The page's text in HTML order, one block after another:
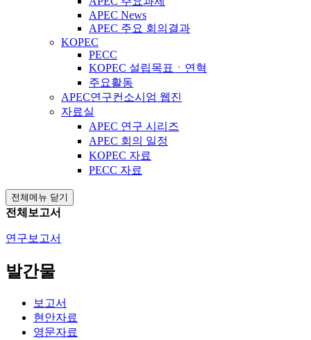
APEC News
APEC 주요 회의결과
KOPEC
PECC
KOPEC 설립목표ㆍ연혁
주요활동
APEC연구컨소시엄 웹진
자료실
APEC 연구 시리즈
APEC 회의 일정
KOPEC 자료
PECC 자료
전체메뉴 닫기
전체보고서
연구보고서
발간물
보고서
현안자료
영문자료